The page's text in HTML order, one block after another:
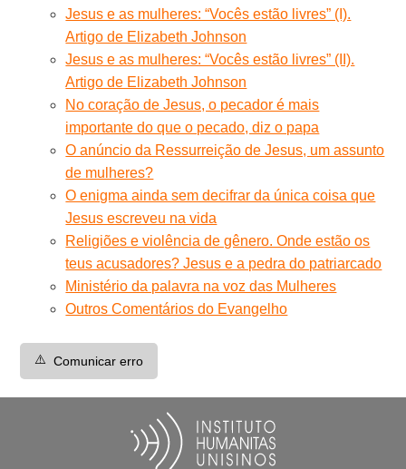
Jesus e as mulheres: “Vocês estão livres” (I).
Artigo de Elizabeth Johnson
Jesus e as mulheres: “Vocês estão livres” (II).
Artigo de Elizabeth Johnson
No coração de Jesus, o pecador é mais
importante do que o pecado, diz o papa
O anúncio da Ressurreição de Jesus, um assunto
de mulheres?
O enigma ainda sem decifrar da única coisa que
Jesus escreveu na vida
Religiões e violência de gênero. Onde estão os
teus acusadores? Jesus e a pedra do patriarcado
Ministério da palavra na voz das Mulheres
Outros Comentários do Evangelho
⚠️ Comunicar erro